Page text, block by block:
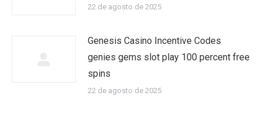
22 de agosto de 2025
Genesis Casino Incentive Codes
genies gems slot play 100 percent free
spins
22 de agosto de 2025